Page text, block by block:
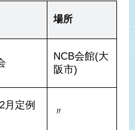
場所
NCB会館(大
阪市)
月定例
〃